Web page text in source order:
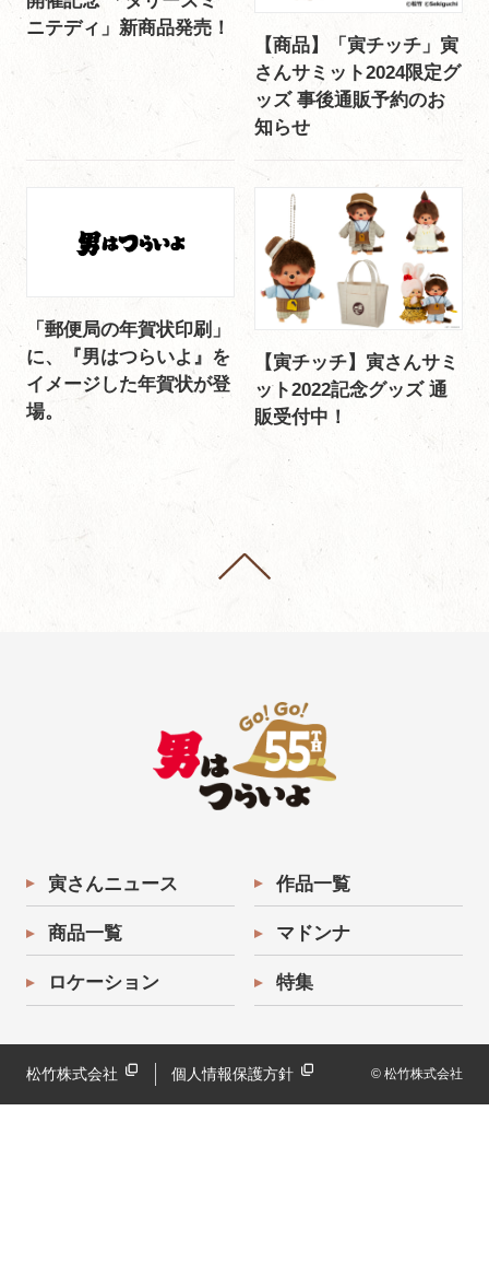
ニテディ」新商品発売！
【商品】「寅チッチ」寅
さんサミット2024限定グ
ッズ 事後通販予約のお
知らせ
「郵便局の年賀状印刷」
に、『男はつらいよ』を
イメージした年賀状が登
場。
【寅チッチ】寅さんサミ
ット2022記念グッズ 通
販受付中！
寅さんニュース 作品一覧
商品一覧 マドンナ
ロケーション 特集
松竹株式会社 個人情報保護方針 © 松竹株式会社